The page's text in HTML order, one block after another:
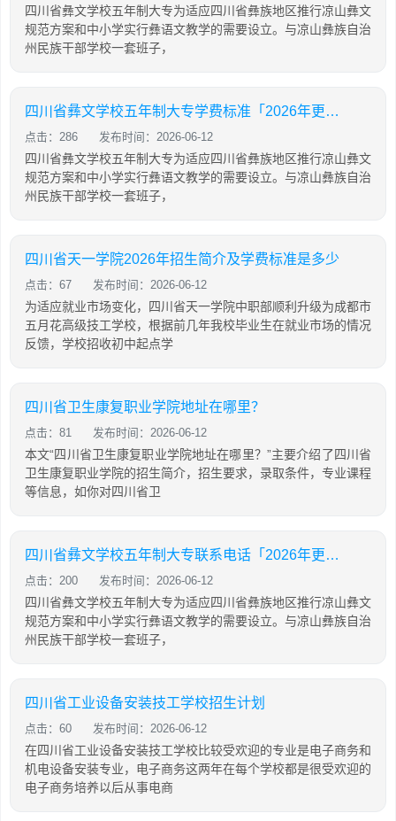
四川省彝文学校五年制大专为适应四川省彝族地区推行凉山彝文
规范方案和中小学实行彝语文教学的需要设立。与凉山彝族自治
州民族干部学校一套班子，
四川省彝文学校五年制大专学费标准「2026年更新」
点击：286 发布时间：2026-06-12
四川省彝文学校五年制大专为适应四川省彝族地区推行凉山彝文
规范方案和中小学实行彝语文教学的需要设立。与凉山彝族自治
州民族干部学校一套班子，
四川省天一学院2026年招生简介及学费标准是多少
点击：67 发布时间：2026-06-12
为适应就业市场变化，四川省天一学院中职部顺利升级为成都市
五月花高级技工学校，根据前几年我校毕业生在就业市场的情况
反馈，学校招收初中起点学
四川省卫生康复职业学院地址在哪里？
点击：81 发布时间：2026-06-12
本文“四川省卫生康复职业学院地址在哪里？”主要介绍了四川省
卫生康复职业学院的招生简介，招生要求，录取条件，专业课程
等信息，如你对四川省卫
四川省彝文学校五年制大专联系电话「2026年更新」
点击：200 发布时间：2026-06-12
四川省彝文学校五年制大专为适应四川省彝族地区推行凉山彝文
规范方案和中小学实行彝语文教学的需要设立。与凉山彝族自治
州民族干部学校一套班子，
四川省工业设备安装技工学校招生计划
点击：60 发布时间：2026-06-12
在四川省工业设备安装技工学校比较受欢迎的专业是电子商务和
机电设备安装专业，电子商务这两年在每个学校都是很受欢迎的
电子商务培养以后从事电商